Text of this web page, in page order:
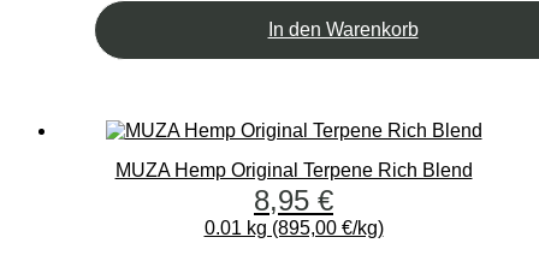
In den Warenkorb
MUZA Hemp Original Terpene Rich Blend
8,95 €
0.01 kg (895,00 €/kg)